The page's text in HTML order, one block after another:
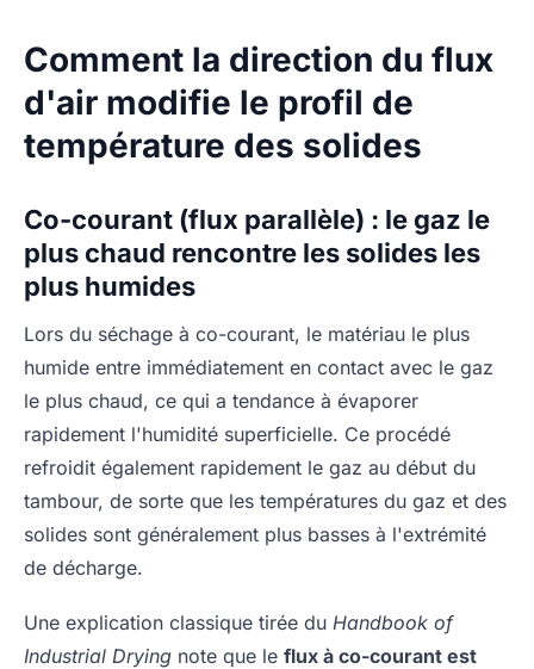
Comment la direction du flux
d'air modifie le profil de
température des solides
Co-courant (flux parallèle) : le gaz le
plus chaud rencontre les solides les
plus humides
Lors du séchage à co-courant, le matériau le plus
humide entre immédiatement en contact avec le gaz
le plus chaud, ce qui a tendance à évaporer
rapidement l'humidité superficielle. Ce procédé
refroidit également rapidement le gaz au début du
tambour, de sorte que les températures du gaz et des
solides sont généralement plus basses à l'extrémité
de décharge.
Une explication classique tirée du Handbook of
Industrial Drying note que le flux à co-courant est